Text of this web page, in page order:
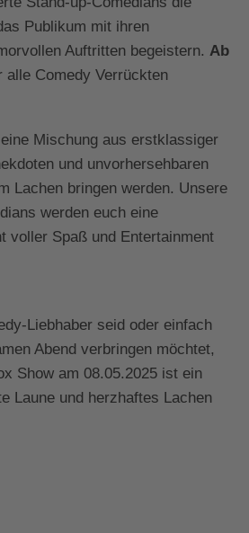
Publikum mit ihren
Auftritten begeistern. Ab
alle Comedy Verrückten
Mischung aus erstklassiger
und unvorhersehbaren
Lachen bringen werden. Unsere
werden euch eine
voller Spaß und Entertainment
Liebhaber seid oder einfach
Abend verbringen möchtet,
Show am 08.05.2025 ist ein
Laune und herzhaftes Lachen